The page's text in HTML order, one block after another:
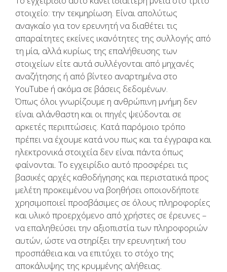
στοιχείο: την τεκμηρίωση. Είναι απολύτως
αναγκαίο για τον ερευνητή να διαθέτει τις
απαραίτητες εκείνες ικανότητες της συλλογής από
τη μία, αλλά κυρίως της επαλήθευσης των
στοιχείων είτε αυτά συλλέγονται από μηχανές
αναζήτησης ή από βίντεο αναρτημένα στο
YouTube ή ακόμα σε βάσεις δεδομένων.
Όπως όλοι γνωρίζουμε η ανθρώπινη μνήμη δεν
είναι αλάνθαστη και οι πηγές ψεύδονται σε
αρκετές περιπτώσεις. Κατά παρόμοιο τρόπο
πρέπει να έχουμε κατά νου πως και τα έγγραφα και
ηλεκτρονικά στοιχεία δεν είναι πάντα όπως
φαίνονται. Το εγχειρίδιο αυτό προσφέρει τις
βασικές αρχές καθοδήγησης και περιστατικά προς
μελέτη προκειμένου να βοηθήσει οποιονδήποτε
χρησιμοποιεί προσβάσιμες σε όλους πληροφορίες
και υλικό προερχόμενο από χρήστες σε έρευνες –
να επαληθεύσει την αξιοπιστία των πληροφοριών
αυτών, ώστε να στηρίξει την ερευνητική του
προσπάθεια και να επιτύχει το στόχο της
αποκάλυψης της κρυμμένης αλήθειας.